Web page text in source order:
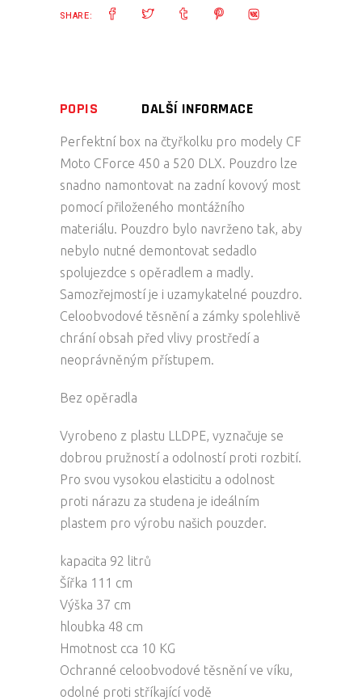
SHARE:
POPIS DALŠÍ INFORMACE
Perfektní box na čtyřkolku pro modely CF
Moto CForce 450 a 520 DLX. Pouzdro lze
snadno namontovat na zadní kovový most
pomocí přiloženého montážního
materiálu. Pouzdro bylo navrženo tak, aby
nebylo nutné demontovat sedadlo
spolujezdce s opěradlem a madly.
Samozřejmostí je i uzamykatelné pouzdro.
Celoobvodové těsnění a zámky spolehlivě
chrání obsah před vlivy prostředí a
neoprávněným přístupem.
Bez opěradla
Vyrobeno z plastu LLDPE, vyznačuje se
dobrou pružností a odolností proti rozbití.
Pro svou vysokou elasticitu a odolnost
proti nárazu za studena je ideálním
plastem pro výrobu našich pouzder.
kapacita 92 litrů
Šířka 111 cm
Výška 37 cm
hloubka 48 cm
Hmotnost cca 10 KG
Ochranné celoobvodové těsnění ve víku,
odolné proti stříkající vodě